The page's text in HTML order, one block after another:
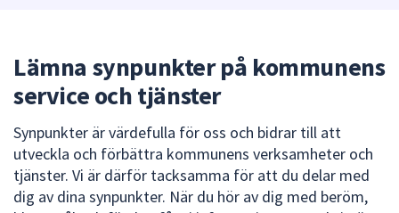
presenteras
Använd
piltangenterna
för
att
Lämna synpunkter på kommunens
service och tjänster
Synpunkter är värdefulla för oss och bidrar till att
utveckla och förbättra kommunens verksamheter och
tjänster. Vi är därför tacksamma för att du delar med
dig av dina synpunkter. När du hör av dig med beröm,